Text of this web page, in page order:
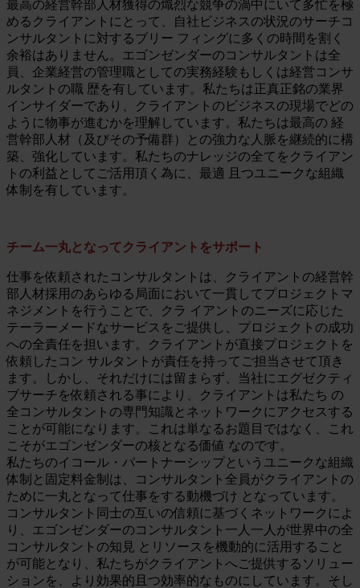
最高の経営幹部人材獲得の熾烈な競争の渦中にいて多忙を極
めるクライアントにとって、自社ビジネスの状況のサーチコ
ンサルタントに対するブリー フィングに多くの時間を割く
余裕はありません。エゴンゼンダーのコンサルタントは全
員、企業経営の管理職としての実務経験もしくは経営コンサ
ルタントの職 歴を有しています。私たちは正真正銘の業界
インサイダーであり、クライアントのビジネスの現場でどの
ように物事が進むかを理解しています。私たちは最高の 経
営幹部人材（及びその予備群）との強力な人脈を継続的に構
築、強化しています。私たちのナレッジの全てをクライアン
トの利益としてご活用頂く為に、最適 且つユニークな組織
体制を有しています。
チーム一丸となってクライアントをサポート
仕事を依頼されたコンサルタントは、クライアントの経営幹
部人材採用のあらゆる局面において一貫してプロジェクトマ
ネジメントを行うことで、クラ イアントのニーズに応じた
テーラーメードなサービスをご提供し、プロジェクトの成功
への全責任を担います。クライアントが直接プロジェクトを
依頼したコン サルタントが責任を持ってご担当させて頂き
ます。しかし、それだけには留まらず、当社にエグゼクティ
ブサーチを依頼される事により、クライアントは私たち の
全コンサルタントの専門知識とネットワークにアクセスする
ことが可能になります。これは単なるお題目ではなく、これ
こそがエゴンゼンダーの核となる価値 なのです。
私たちのイコール・パートナーシップというユニークな組織
体制と固定料金制は、コンサルタント全員がクライアントの
ために一丸となって仕事をする動機づけ となっています。
コンサルタント同士の互いの信頼に基づくネットワークによ
り、エゴンゼンダーのコンサルタント一人一人が世界中の全
コンサルタントの知見 とリソースを機動的に活用すること
が可能となり、私たちがクライアントへご提供するソリュー
ションを、より効果的且つ効率的なものにしています。そし